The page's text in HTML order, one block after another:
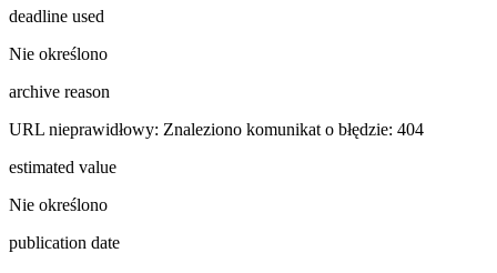
deadline used
Nie określono
archive reason
URL nieprawidłowy: Znaleziono komunikat o błędzie: 404
estimated value
Nie określono
publication date